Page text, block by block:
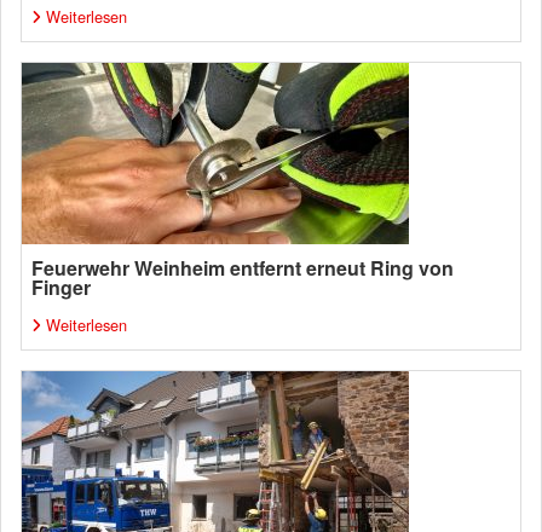
Weiterlesen
Feuerwehr Weinheim entfernt erneut Ring von
Finger
Weiterlesen